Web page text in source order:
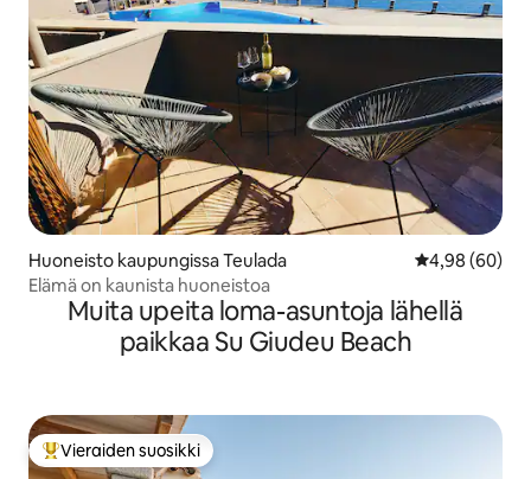
Huoneisto kaupungissa Teulada
4,98 (60)
Elämä on kaunista huoneistoa
Muita upeita loma-asuntoja lähellä
paikkaa Su Giudeu Beach
Vieraiden suosikkien parhaimmistoa
Vieraiden suosikki